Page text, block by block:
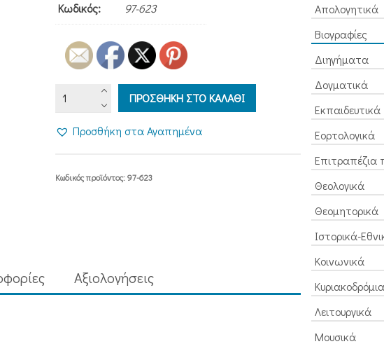
Κωδικός: 97-623
ΟΠΩΣ
ΕΖΗΣΑ!
στιγμές
ΠΡΟΣΘΗΚΗ ΣΤΟ ΚΑΛΑΘΙ
Προσθήκη στα Αγαπημένα
Κωδικός προϊόντος:97-623
Aξιολογήσεις
Απολογητικά
Βιογραφίες
Διηγήματα
Δογματικά
Εκπαιδευτικά
Εορτολογικά
Επιτραπέζια
Θεολογικά
Θεομητορικά
Ιστορικά-
Κοινωνικά
Κυριακοδρόμια
Λειτουργικά
Μουσικά